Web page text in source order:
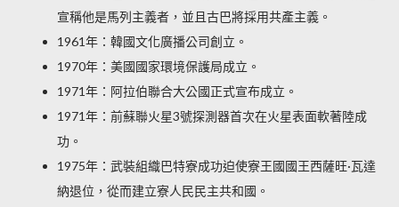
宣稱他是馬列主義者，並且古巴將採用共產主義。
1961年：韓國文化廣播公司創立。
1970年：美國國家環境保護局成立。
1971年：阿拉伯聯合大公國正式宣布成立。
1971年：前蘇聯火星3號探測器首次在火星表面軟著陸成
功。
1975年：武裝組織巴特寮成功迫使寮王國國王西薩旺·瓦達
納退位，從而建立寮人民民主共和國。